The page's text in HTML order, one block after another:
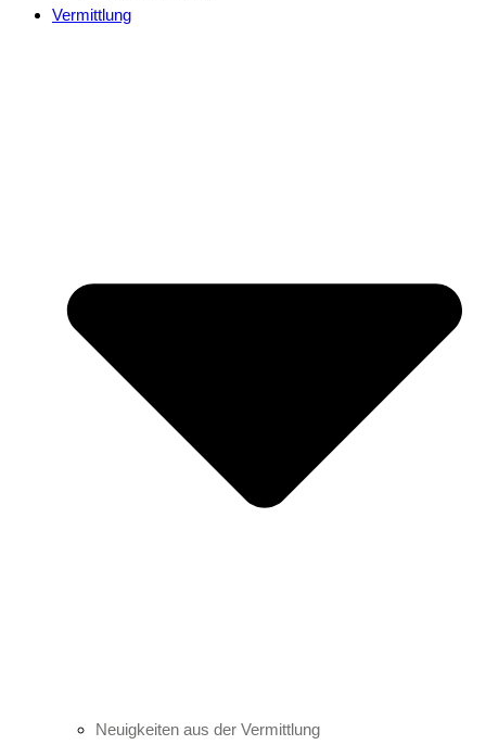
Vermittlung
Neuigkeiten aus der Vermittlung